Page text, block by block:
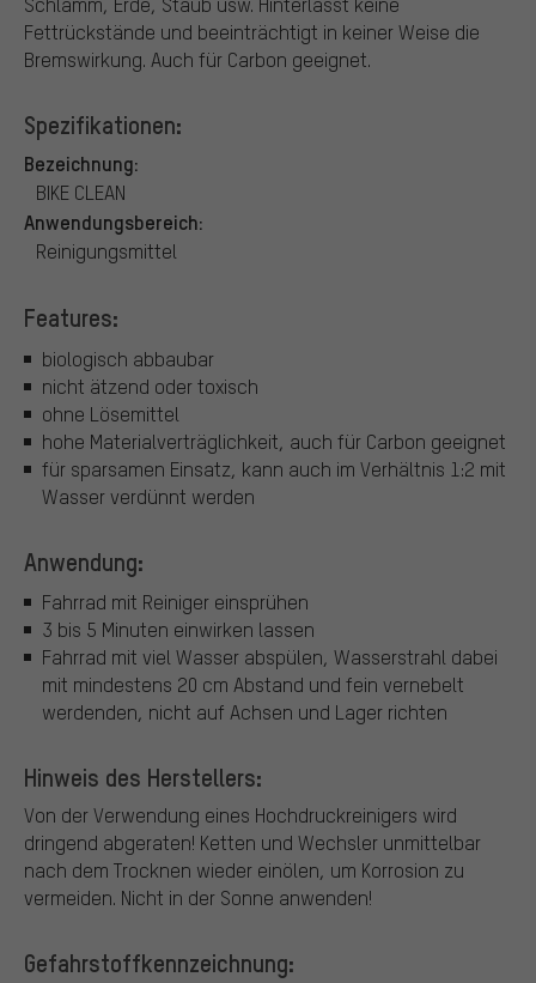
Fettrückstände und beeinträchtigt in keiner Weise die
Bremswirkung. Auch für Carbon geeignet.
Spezifikationen:
Bezeichnung:
BIKE CLEAN
Anwendungsbereich:
Reinigungsmittel
Features:
biologisch abbaubar
nicht ätzend oder toxisch
ohne Lösemittel
hohe Materialverträglichkeit, auch für Carbon geeignet
für sparsamen Einsatz, kann auch im Verhältnis 1:2 mit
Wasser verdünnt werden
Anwendung:
Fahrrad mit Reiniger einsprühen
3 bis 5 Minuten einwirken lassen
Fahrrad mit viel Wasser abspülen, Wasserstrahl dabei
mit mindestens 20 cm Abstand und fein vernebelt
werdenden, nicht auf Achsen und Lager richten
Hinweis des Herstellers:
Von der Verwendung eines Hochdruckreinigers wird
dringend abgeraten! Ketten und Wechsler unmittelbar
nach dem Trocknen wieder einölen, um Korrosion zu
vermeiden. Nicht in der Sonne anwenden!
Gefahrstoffkennzeichnung: